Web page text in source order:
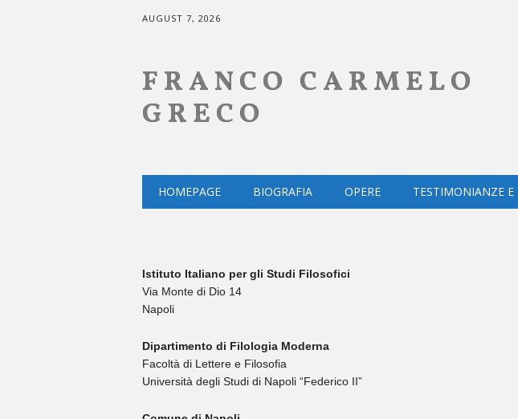
AUGUST 7, 2026
FRANCO CARMELO
GRECO
Main menu
HOMEPAGE BIOGRAFIA OPERE TESTIMONIANZE E
Istituto Italiano per gli Studi Filosofici
Via Monte di Dio 14
Napoli
Dipartimento di Filologia Moderna
Facoltà di Lettere e Filosofia
Università degli Studi di Napoli “Federico II”